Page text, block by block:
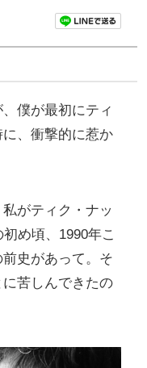
僕が最初にティ
、衝撃的に惹か
がティク・ナッ
め頃、1990年こ
史があって。そ
苦しんできたの